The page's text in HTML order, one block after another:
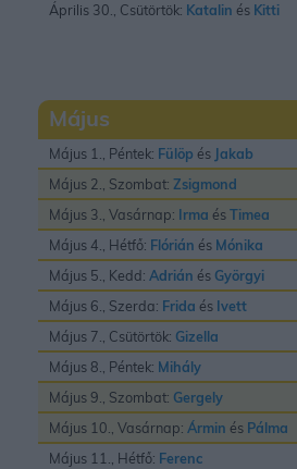
Április 30., Csütörtök: Katalin és Kitti
Május
Május 1., Péntek: Fülöp és Jakab
Május 2., Szombat: Zsigmond
Május 3., Vasárnap: Irma ésTimea
Május 4., Hétfő: Flórián és Mónika
Május 5., Kedd: Adrián és Györgyi
Május 6., Szerda: Frida és Ivett
Május 7., Csütörtök: Gizella
Május 8., Péntek: Mihály
Május 9., Szombat: Gergely
Május 10., Vasárnap: Ármin és Pálma
Május 11., Hétfő: Ferenc